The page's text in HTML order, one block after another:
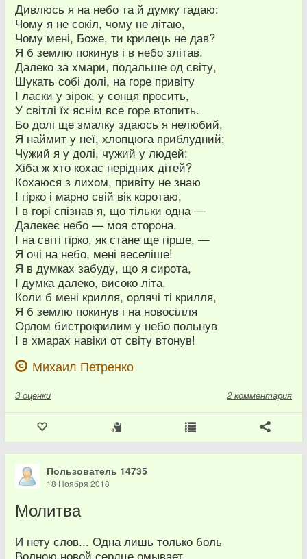
Дивлюсь я на небо та й думку гадаю:
Чому я не сокіл, чому не літаю,
Чому мені, Боже, ти крилець не дав?
Я б землю покинув і в небо злітав.
Далеко за хмари, подальше од світу,
Шукать собі долі, на горе привіту
І ласки у зірок, у сонця просить,
У світлі їх яснім все горе втопить.
Бо долі ще змалку здаюсь я нелюбий,
Я наймит у неї, хлопцюга приблудний;
Чужий я у долі, чужий у людей:
Хіба ж хто кохає нерідних дітей?
Кохаюся з лихом, привіту не знаю
І гірко і марно свій вік коротаю,
І в горі спізнав я, що тільки одна —
Далекеє небо — моя сторона.
І на світі гірко, як стане ще гірше, —
Я очі на небо, мені веселіше!
Я в думках забуду, що я сирота,
І думка далеко, високо літа.
Коли б мені крилля, орлячі ті крилля,
Я б землю покинув і на новосілля
Орлом бистрокрилим у небо польнув
І в хмарах навіки от світу втонув!
Михаил Петренко
3 оценки 2 комментария
Пользователь 14735
18 Ноября 2018
Молитва
И нету слов... Одна лишь только боль
Волною новой сердце омывает...